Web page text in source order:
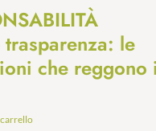
trasparenza: le
che reggono